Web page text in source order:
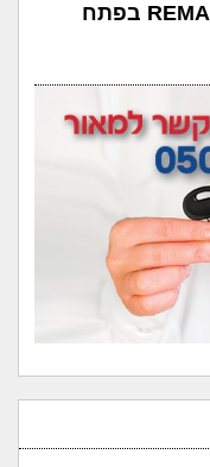
יועץ וסוכן נדל"ן בחברת REMAX בפתח